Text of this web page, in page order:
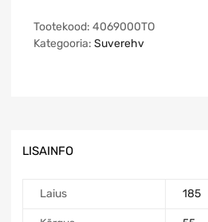
Tootekood: 4069000TO
Kategooria: Suverehv
LISAINFO
Laius 185